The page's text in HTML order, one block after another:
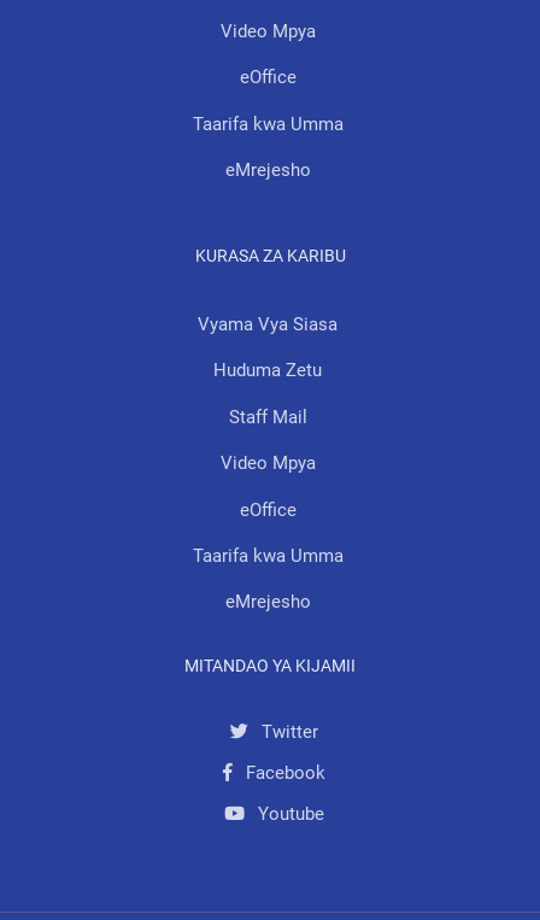
Video Mpya
eOffice
Taarifa kwa Umma
eMrejesho
KURASA ZA KARIBU
Vyama Vya Siasa
Huduma Zetu
Staff Mail
Video Mpya
eOffice
Taarifa kwa Umma
eMrejesho
MITANDAO YA KIJAMII
Twitter
Facebook
Youtube